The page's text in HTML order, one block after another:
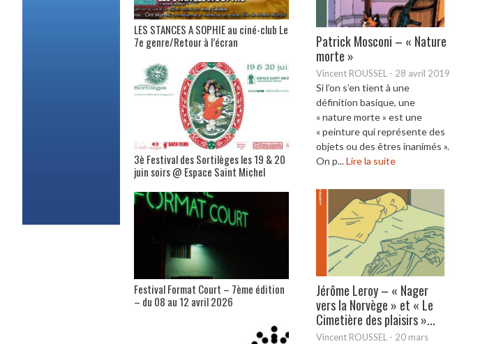
Patrick Mosconi – « Nature
morte »
Vincent ROUSSEL - 28 avril 2019
Si l’on s’en tient à une
définition basique, une
« nature morte » est une
« peinture qui représente des
objets ou des êtres inanimés ».
On p...Lire la suite
Jérôme Leroy – « Nager
vers la Norvège » et « Le
Cimetière des plaisirs »...
Vincent ROUSSEL - 20 mars
LES STANCES A SOPHIE au ciné-club Le
7e genre/Retour à l’écran
3è Festival des Sortilèges les 19 & 20
juin soirs @ Espace Saint Michel
Festival Format Court – 7ème édition
– du 08 au 12 avril 2026